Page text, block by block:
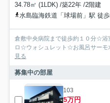
34.78㎡ (1LDK) /築22年 /2階建
水島臨海鉄道「球場前」駅 徒
倉敷中央病院まで徒歩約１０分☆
ロ☆ウォシュレット☆お風呂サー
見る
募集中の部屋
103
5万円